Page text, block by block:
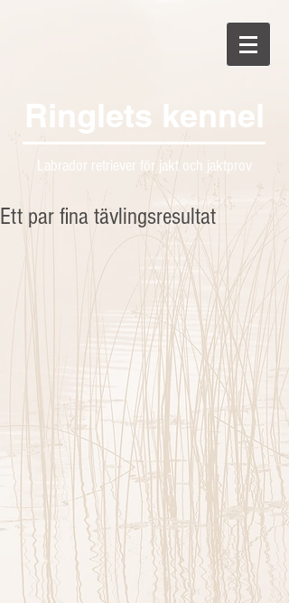
Ringlets kennel
Labrador retriever för jakt och jaktprov
Ett par fina tävlingsresultat